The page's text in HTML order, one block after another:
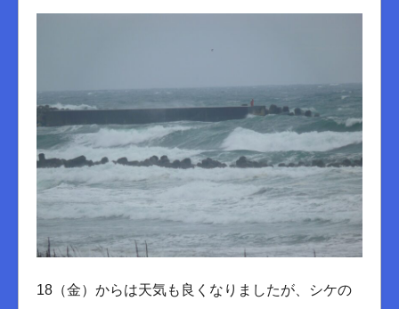
18（金）からは天気も良くなりましたが、シケの